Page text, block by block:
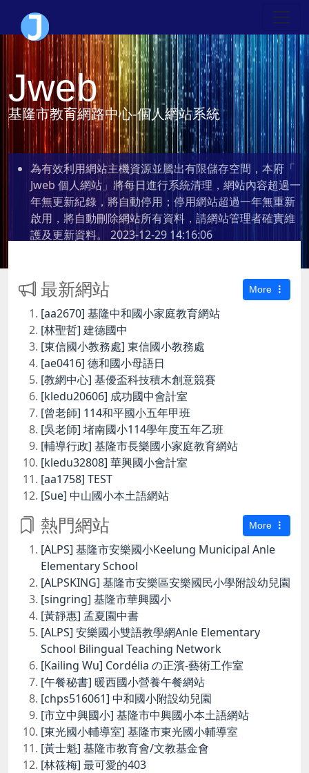
Jweb
基隆市教育網路中心-個人網站系統
為有效利用網站主機資源並騰出有限儲存空間，本府「
Jweb 個人網站」將每日進行系統清理，網站內容超過一
年無更新紀錄，將自動停用；停用網站超過一年無重新
啟用，將自動刪除網站所有資料，請網站管理者確實維
護及更新資料。 2023-12-29 14:16:06
最新網站 More
[aa2670] 基隆中和國小家庭教育網站
[林聖哲] 建德國中
[東信國小教務處] 東信國小教務處
[ae0416] 德和國小母語日
[教網中心] 基優盃科技積木創意競賽
[kledu20606] 成功國中會計室
[曾老師] 114和平國小五年甲班
[吳老師] 堵南國小114學年度五年乙班
[輔導行政] 基隆市長樂國小家庭教育網站
[kledu32808] 華興國小會計室
[aa1758] TEST
[Sue] 中山國小本土語網站
熱門網站 More
[ALPS] 基隆市安樂國小Keelung Municipal Anle
Elementary School
[ALPSKING] 基隆市安樂區安樂國民小學附設幼兒園
[singring] 基隆市華興國小
[黃靜惠] 孟夏園中書
[ALPS] 安樂國小雙語教學網Anle Elementary
School Bilingual Teaching Network
[Kailing Wu] Cordélia の正濱-藝術工作室
[午餐秘書] 暖西國小營養午餐網站
[chps516061] 中和國小附設幼兒園
[市立中興國小] 基隆市中興國小本土語網站
[東光國小輔導室] 基隆市東光國小輔導室
[黃士魁] 基隆市教育會/文教基金會
[林筱梅] 最可愛的403